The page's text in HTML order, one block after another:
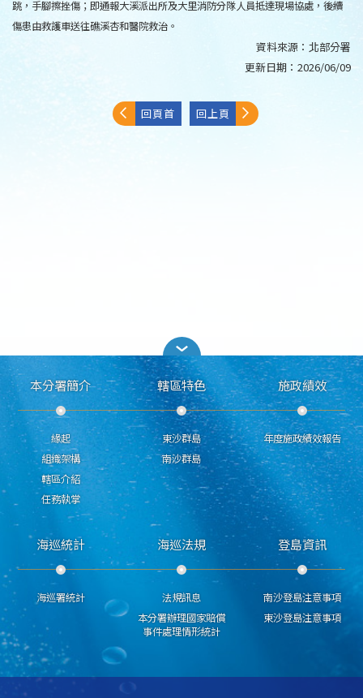
跳，手腳擦挫傷；即通報大溪派出所及大里消防分隊人員抵達現場協處，後續
傷患由救護車送往礁溪杏和醫院救治。
資料來源： 北部分署
更新日期： 2026/06/09
回頁首 回上頁
本分署簡介
緣起
組織架構
轄區介紹
任務執掌
轄區特色
東沙群島
南沙群島
施政績效
年度施政績效報告
海巡統計
海巡署統計
海巡法規
法規訊息
本分署辦理國家賠償
事件處理情形統計
登島資訊
南沙登島注意事項
東沙登島注意事項